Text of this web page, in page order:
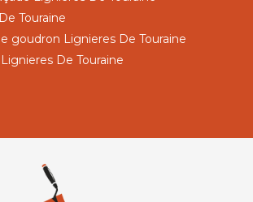
Touraine
goudron Lignieres De Touraine
De Touraine